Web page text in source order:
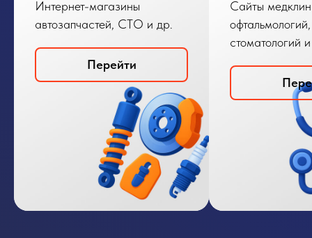
Интернет-магазины
автозапчастей, СТО и др.
Перейти
Сайты
офтальмологий,
стоматологий